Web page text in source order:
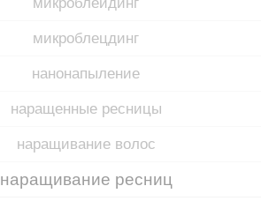
микроблецдинг
нанонапыление
наращенные ресницы
наращивание волос
наращивание ресниц